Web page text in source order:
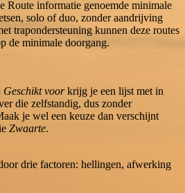
Route informatie genoemde minimale
solo of duo, zonder aandrijving
trapondersteuning kunnen deze routes
de minimale doorgang.
Geschikt voorkrijg je een lijst met in
die zelfstandig, dus zonder
je wel een keuze dan verschijnt
Zwaarte.
drie factoren: hellingen, afwerking